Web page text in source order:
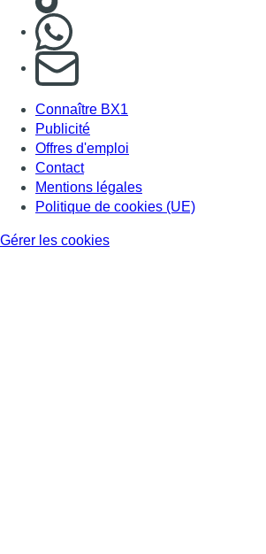
S'abonner à notre newsletter
Connaître BX1
Publicité
Offres d'emploi
Contact
Mentions légales
Politique de cookies (UE)
Gérer les cookies